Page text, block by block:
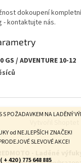
POŽADAVKEM NA LADĚNÝ
od NEJLEPŠÍCH ZNAČEK!
SLEVOVÉ AKCE!
( + 420 ) 775 648 885
dokoupení
- kontaktujte nás.
GS / ADVENTURE 10-12